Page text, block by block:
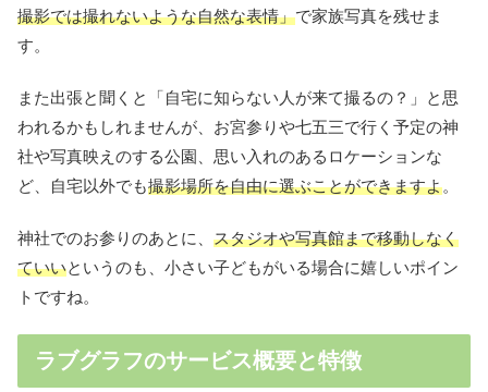
撮影では撮れないような自然な表情」で家族写真を残せま
す。
また出張と聞くと「自宅に知らない人が来て撮るの？」と思
われるかもしれませんが、お宮参りや七五三で行く予定の神
社や写真映えのする公園、思い入れのあるロケーションな
ど、自宅以外でも撮影場所を自由に選ぶことができますよ。
神社でのお参りのあとに、 スタジオや写真館まで移動しなく
ていいというのも、小さい子どもがいる場合に嬉しいポイン
トですね。
ラブグラフのサービス概要と特徴